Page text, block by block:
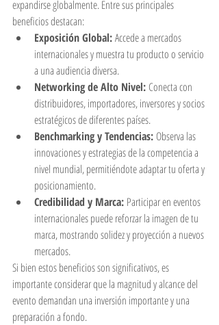
expandirse globalmente. Entre sus principales
beneficios destacan:
Exposición Global: Accede a mercados
internacionales y muestra tu producto o servicio
a una audiencia diversa.
Networking de Alto Nivel: Conecta con
distribuidores, importadores, inversores y socios
estratégicos de diferentes países.
Benchmarking y Tendencias: Observa las
innovaciones y estrategias de la competencia a
nivel mundial, permitiéndote adaptar tu oferta y
posicionamiento.
Credibilidad y Marca: Participar en eventos
internacionales puede reforzar la imagen de tu
marca, mostrando solidez y proyección a nuevos
mercados.
Si bien estos beneficios son significativos, es
importante considerar que la magnitud y alcance del
evento demandan una inversión importante y una
preparación a fondo.